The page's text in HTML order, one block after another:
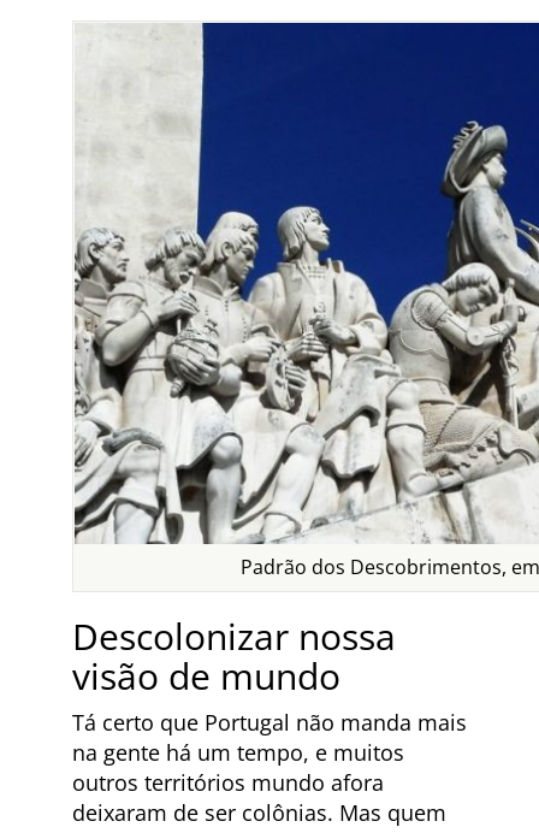
Padrão dos Descobrimentos,
Descolonizar nossa
visão de mundo
Tá certo que Portugal não manda mais
na gente há um tempo, e muitos
outros territórios mundo afora
deixaram de ser colônias. Mas quem